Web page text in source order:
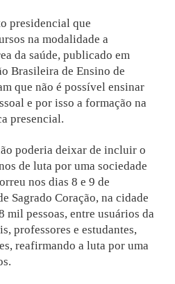
presidencial que
na modalidade a
da saúde, publicado em
Brasileira de Ensino de
que não é possível ensinar
e por isso a formação na
presencial.
poderia deixar de incluir o
de luta por uma sociedade
nos dias 8 e 9 de
Sagrado Coração, na cidade
mil pessoas, entre usuários da
professores e estudantes,
reafirmando a luta por uma